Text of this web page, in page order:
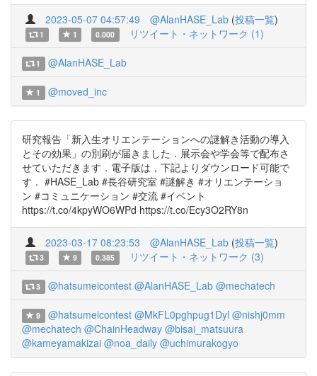
2023-05-07 04:57:49 @AlanHASE_Lab (投稿一覧)
1 1 0.000 リツイート・ネットワーク (1)
1 @AlanHASE_Lab
1 @moved_inc
研究報告「新入生オリエンテーションへの謎解き活動の導入
とその効果」の別刷が届きました．展示会や学会等で配布さ
せていただきます．電子版は，下記よりダウンロード可能で
す． #HASE_Lab #長谷研究室 #謎解き #オリエンテーショ
ン #コミュニケーション #交流 #イベント
https://t.co/4kpyWO6WPd https://t.co/Ecy3O2RY8n
2023-03-17 08:23:53 @AlanHASE_Lab (投稿一覧)
3 9 0.385 リツイート・ネットワーク (3)
3 @hatsumeicontest @AlanHASE_Lab @mechatech
9 @hatsumeicontest @MkFL0pghpug1Dyl @nishj0mm
@mechatech @ChainHeadway @bisai_matsuura
@kameyamakizai @noa_daily @uchimurakogyo